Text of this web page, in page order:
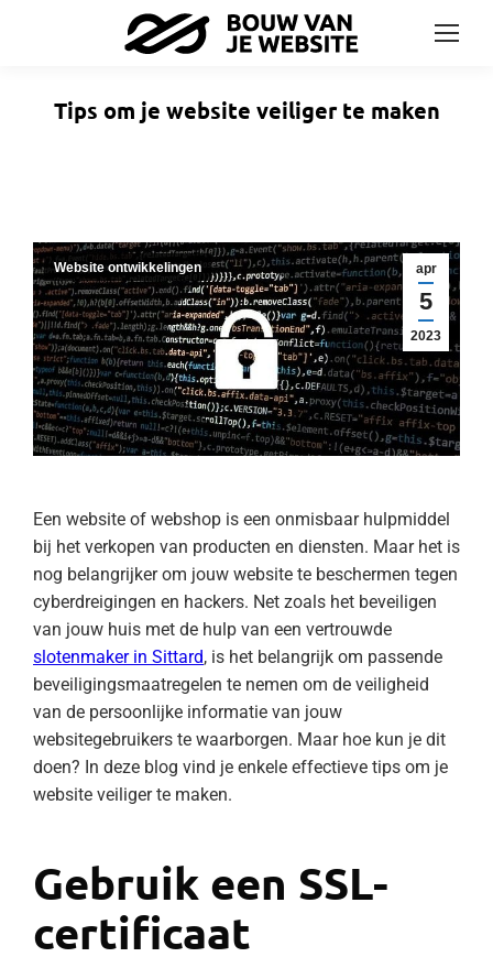
Tips om je website veiliger te maken
apr
5
2023
Website ontwikkelingen
Een website of webshop is een onmisbaar hulpmiddel
bij het verkopen van producten en diensten. Maar het is
nog belangrijker om jouw website te beschermen tegen
cyberdreigingen en hackers. Net zoals het beveiligen
van jouw huis met de hulp van een vertrouwde
slotenmaker in Sittard, is het belangrijk om passende
beveiligingsmaatregelen te nemen om de veiligheid
van de persoonlijke informatie van jouw
websitegebruikers te waarborgen. Maar hoe kun je dit
doen? In deze blog vind je enkele effectieve tips om je
website veiliger te maken.
Gebruik een SSL-
certificaat